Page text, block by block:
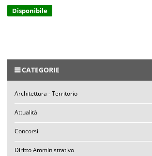
Disponibile
CATEGORIE
Architettura - Territorio
Attualità
Concorsi
Diritto Amministrativo